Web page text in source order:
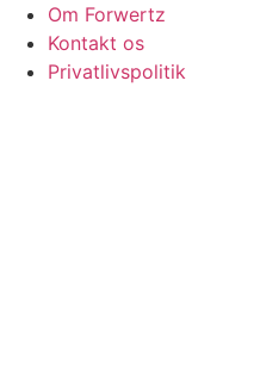
Om Forwertz
Kontakt os
Privatlivspolitik